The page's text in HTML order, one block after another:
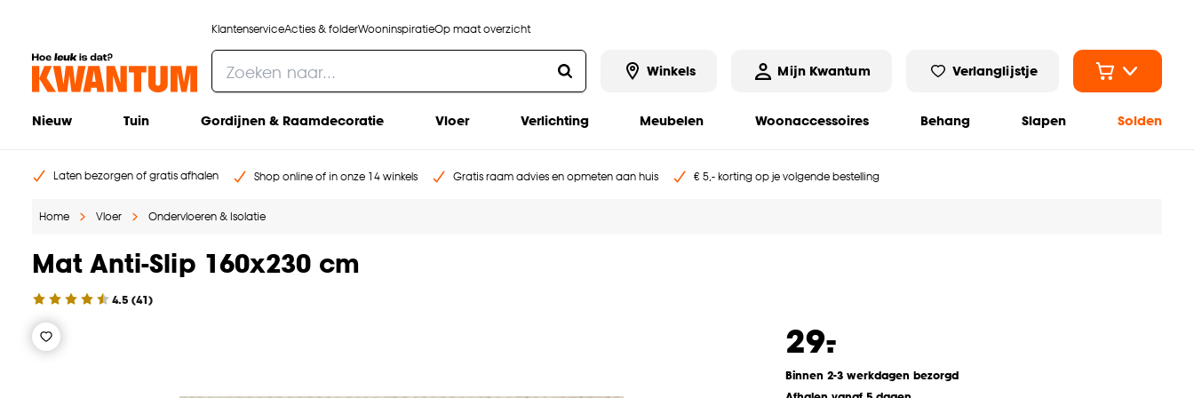
KlantenserviceActies & folderWooninspiratieOp maat overzicht
Winkels Mijn Kwantum Verlanglijstje
Nieuw Tuin Gordijnen & Raamdecoratie Vloer Verlichting Meubelen Woonaccessoires Behang Slapen Solden
Laten bezorgen of gratis afhalen Shop online of in onze 14 winkels Gratis raam advies en opmeten aan huis € 5,- korting op je volgende bestelling
Home Vloer Ondervloeren & Isolatie
Mat Anti-Slip 160x230 cm
4.5 (41)
29.
-
Binnen 2-3 werkdagen bezorgd